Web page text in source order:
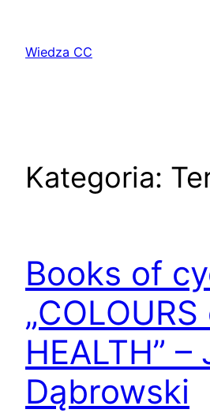
treściWiedza CC
Kategoria:
Books of
HEALTH” –
Dąbrowski